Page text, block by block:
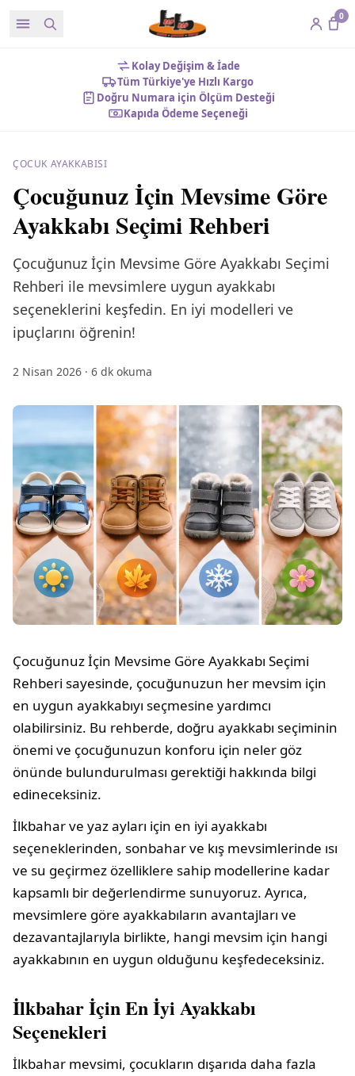
0
Kolay Değişim & İade
Tüm Türkiye'ye Hızlı Kargo
Doğru Numara için Ölçüm Desteği
Kapıda Ödeme Seçeneği
ÇOCUK AYAKKABISI
Çocuğunuz İçin Mevsime Göre
Ayakkabı Seçimi Rehberi
Çocuğunuz İçin Mevsime Göre Ayakkabı Seçimi
Rehberi ile mevsimlere uygun ayakkabı
seçeneklerini keşfedin. En iyi modelleri ve
ipuçlarını öğrenin!
2 Nisan 2026 · 6 dk okuma
Çocuğunuz İçin Mevsime Göre Ayakkabı Seçimi
Rehberi sayesinde, çocuğunuzun her mevsim için
en uygun ayakkabıyı seçmesine yardımcı
olabilirsiniz. Bu rehberde, doğru ayakkabı seçiminin
önemi ve çocuğunuzun konforu için neler göz
önünde bulundurulması gerektiği hakkında bilgi
edineceksiniz.
İlkbahar ve yaz ayları için en iyi ayakkabı
seçeneklerinden, sonbahar ve kış mevsimlerinde ısı
ve su geçirmez özelliklere sahip modellerine kadar
kapsamlı bir değerlendirme sunuyoruz. Ayrıca,
mevsimlere göre ayakkabıların avantajları ve
dezavantajlarıyla birlikte, hangi mevsim için hangi
ayakkabının en uygun olduğunu keşfedeceksiniz.
İlkbahar İçin En İyi Ayakkabı
Seçenekleri
İlkbahar mevsimi, çocukların dışarıda daha fazla